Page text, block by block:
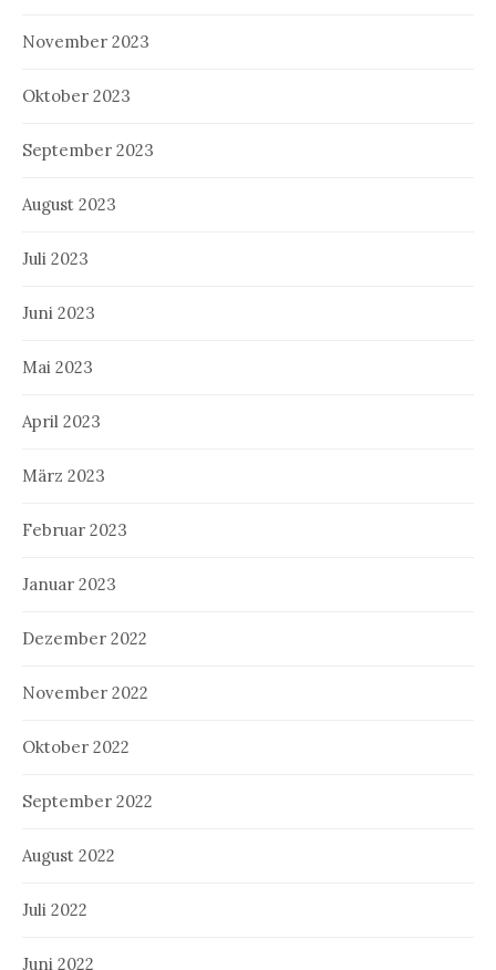
November 2023
Oktober 2023
September 2023
August 2023
Juli 2023
Juni 2023
Mai 2023
April 2023
März 2023
Februar 2023
Januar 2023
Dezember 2022
November 2022
Oktober 2022
September 2022
August 2022
Juli 2022
Juni 2022